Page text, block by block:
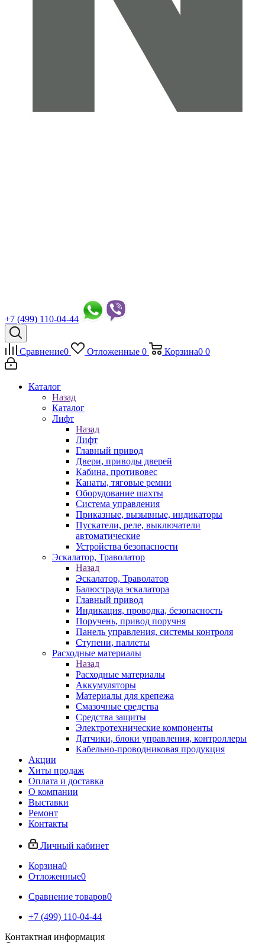
+7 (499) 110-04-44
Сравнение0 Отложенные 0 Корзина0 0
Каталог
Назад
Каталог
Лифт
Назад
Лифт
Главный привод
Двери, приводы дверей
Кабина, противовес
Канаты, тяговые ремни
Оборудование шахты
Система управления
Приказные, вызывные, индикаторы
Пускатели, реле, выключатели
автоматические
Устройства безопасности
Эскалатор, Траволатор
Назад
Эскалатор, Траволатор
Балюстрада эскалатора
Главный привод
Индикация, проводка, безопасность
Поручень, привод поручня
Панель управления, системы контроля
Ступени, паллеты
Расходные материалы
Назад
Расходные материалы
Аккумуляторы
Материалы для крепежа
Смазочные средства
Средства защиты
Электротехнические компоненты
Датчики, блоки управления, контроллеры
Кабельно-проводниковая продукция
Акции
Хиты продаж
Оплата и доставка
О компании
Выставки
Ремонт
Контакты
Личный кабинет
Корзина0
Отложенные0
Сравнение товаров0
+7 (499) 110-04-44
Контактная информация